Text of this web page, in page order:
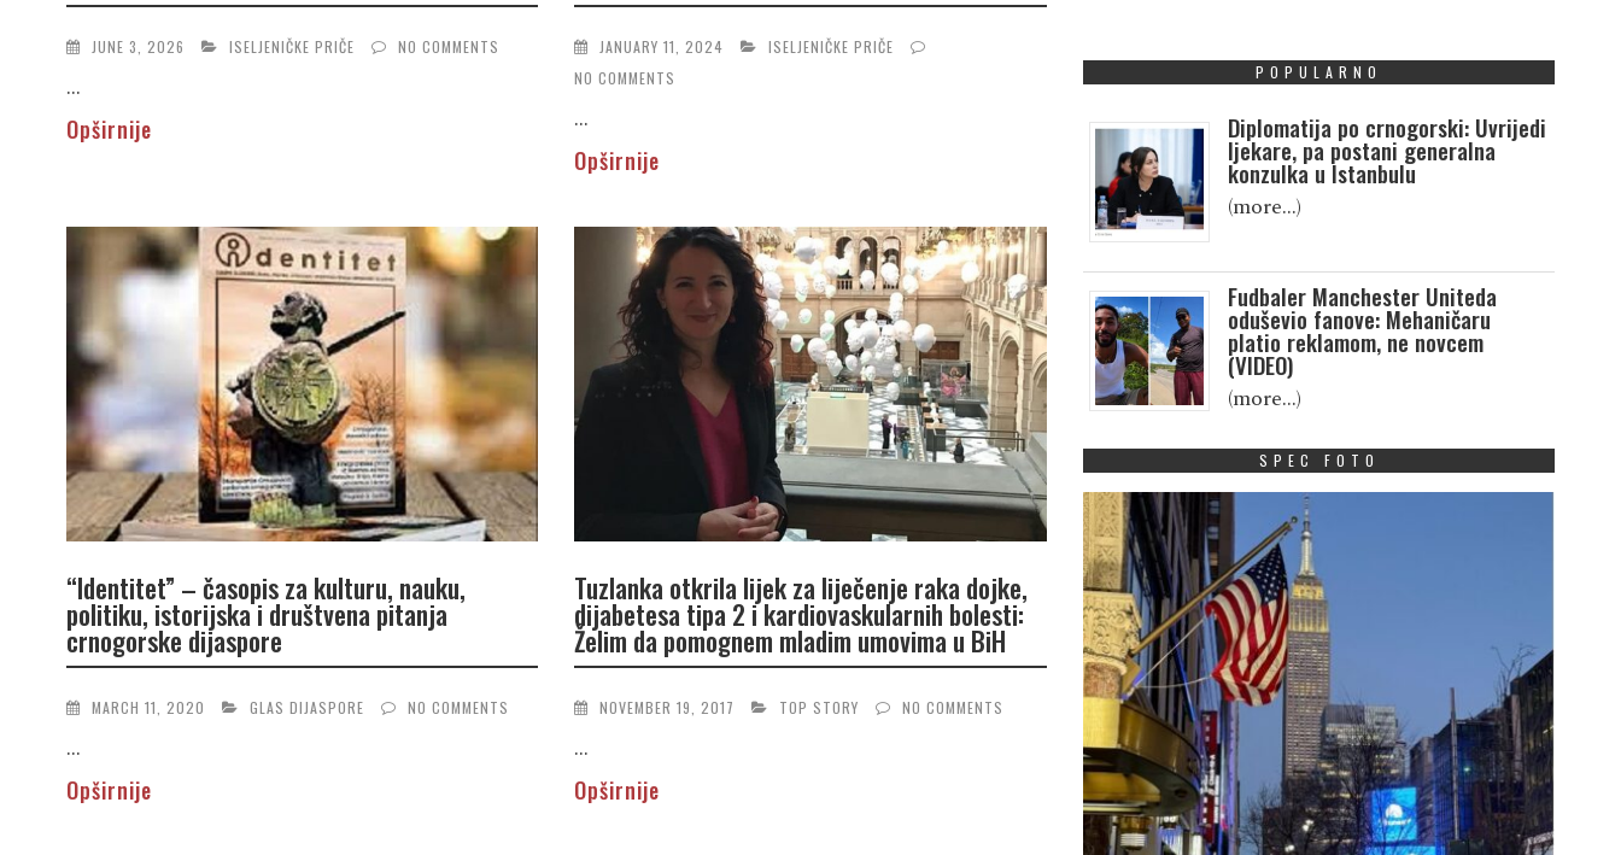
JUNE 3, 2026 ISELJENIČKE PRIČE NO COMMENTS
...
Opširnije
JANUARY 11, 2024
ISELJENIČKE PRIČE
NO COMMENTS
...
Opširnije
“Identitet” – časopis za kulturu, nauku,
politiku, istorijska i društvena pitanja
crnogorske dijaspore
MARCH 11, 2020 GLAS DIJASPORE NO COMMENTS
...
Opširnije
Tuzlanka otkrila lijek za liječenje raka dojke,
dijabetesa tipa 2 i kardiovaskularnih bolesti:
Želim da pomognem mladim umovima u BiH
NOVEMBER 19, 2017 TOP STORY NO COMMENTS
...
Opširnije
POPULARNO
Diplomatija po crnogorski: Uvrijedi
ljekare, pa postani generalna
konzulka u Istanbulu
(more…)
Fudbaler Manchester Uniteda
oduševio fanove: Mehaničaru
platio reklamom, ne novcem
(VIDEO)
(more…)
SPEC FOTO